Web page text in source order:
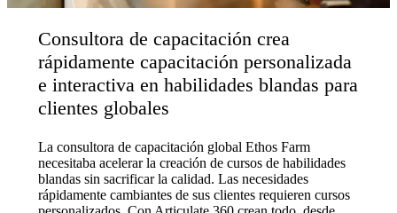
Consultora de capacitación crea
rápidamente capacitación personalizada
e interactiva en habilidades blandas para
clientes globales
La consultora de capacitación global Ethos Farm
necesitaba acelerar la creación de cursos de habilidades
blandas sin sacrificar la calidad. Las necesidades
rápidamente cambiantes de sus clientes requieren cursos